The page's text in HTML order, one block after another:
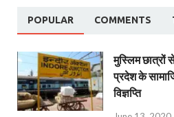
POPULAR COMMENTS
मुस्लिम छात्रों
प्रदेश के
विज्ञप्ति